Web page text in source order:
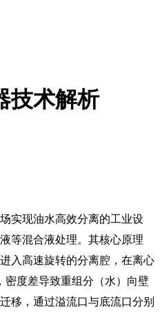
技术解析
实现油水高效分离的工业设
等混合液处理。其核心原理
入高速旋转的分离腔，在离心
密度差导致重组分（水）向壁
移，通过溢流口与底流口分别